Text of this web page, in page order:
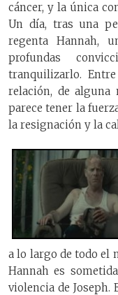
cáncer, y la única
Un día, tras una
regenta Hannah,
profundas
tranquilizarlo.
relación, de alguna
parece tener la
la resignación y la
a lo largo de todo el
Hannah es
violencia de